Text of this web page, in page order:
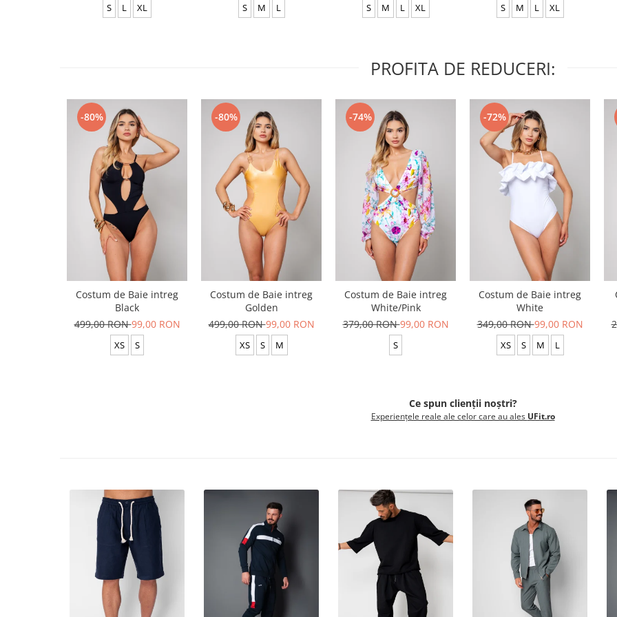
S L XL S M L S M L XL S M L XL
PROFITA DE REDUCERI:
-80%
Costum de Baie intreg
Black
499,00 RON99,00 RON
XS S
-80%
Costum de Baie intreg
Golden
499,00 RON99,00 RON
XS S M
-74%
Costum de Baie intreg
White/Pink
379,00 RON99,00 RON
S
-72%
Costum de Baie intreg
White
349,00 RON99,00 RON
XS S M L
Ce spun clienții noștri?
Experiențele reale ale celor care au ales UFit.ro